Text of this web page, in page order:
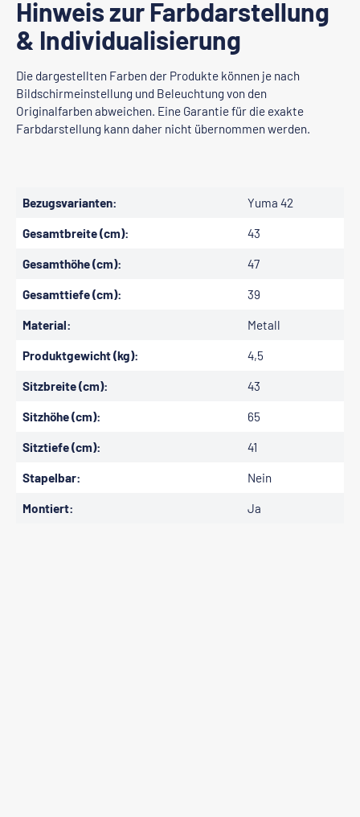
Hinweis zur Farbdarstellung
& Individualisierung
Die dargestellten Farben der Produkte können je nach
Bildschirmeinstellung und Beleuchtung von den
Originalfarben abweichen. Eine Garantie für die exakte
Farbdarstellung kann daher nicht übernommen werden.
Bezugsvarianten: Yuma 42
Gesamtbreite (cm): 43
Gesamthöhe (cm): 47
Gesamttiefe (cm): 39
Material: Metall
Produktgewicht (kg): 4,5
Sitzbreite (cm): 43
Sitzhöhe (cm): 65
Sitztiefe (cm): 41
Stapelbar: Nein
Montiert: Ja